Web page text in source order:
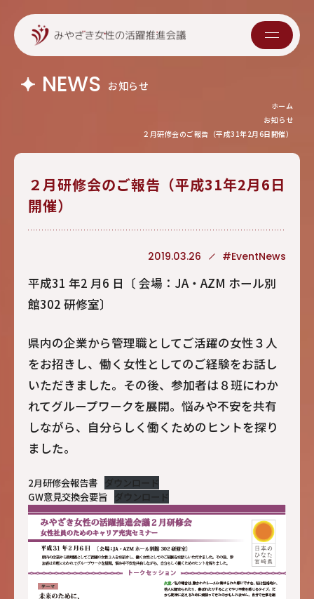
NEWS お知らせ
ホーム
お知らせ
２月研修会のご報告（平成31年2月6日開催）
２月研修会のご報告（平成31年2月6日
開催）
2019.03.26 #EventNews
平成31 年2 月6 日〔 会場：JA・AZM ホール別
館302 研修室〕
県内の企業から管理職としてご活躍の女性３人
をお招きし、働く女性としてのご経験をお話し
いただきました。その後、参加者は８班にわか
れてグループワークを展開。悩みや不安を共有
しながら、自分らしく働くためのヒントを探り
ました。
2月研修会報告書
ダウンロード
GW意見交換会要旨
ダウンロード